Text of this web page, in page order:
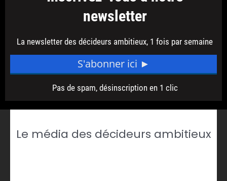
Le média des décideurs ambitieux